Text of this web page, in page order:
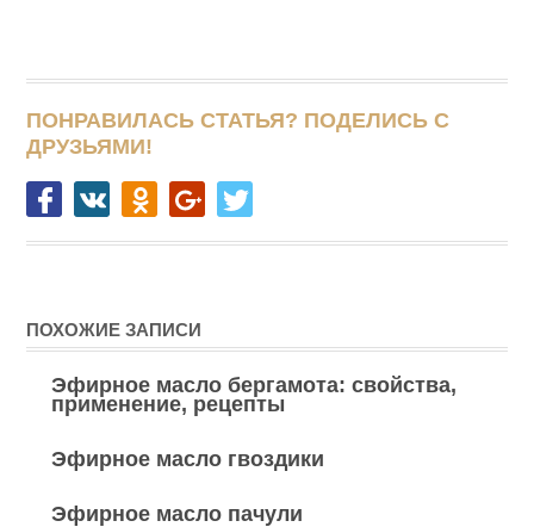
ПОНРАВИЛАСЬ СТАТЬЯ? ПОДЕЛИСЬ С
ДРУЗЬЯМИ!
ПОХОЖИЕ ЗАПИСИ
Эфирное масло бергамота: свойства,
применение, рецепты
Эфирное масло гвоздики
Эфирное масло пачули